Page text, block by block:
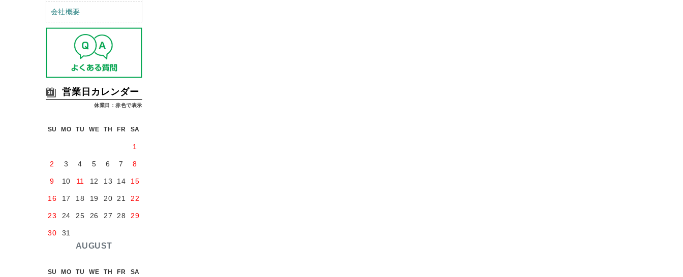
会社概要
営業日カレンダー
休業日：赤色で表示
AUGUST
SU MO TU WE TH FR SA
1
2 3 4 5 6 7 8
9 10 11 12 13 14 15
16 17 18 19 20 21 22
23 24 25 26 27 28 29
30 31
SU MO TU WE TH FR SA